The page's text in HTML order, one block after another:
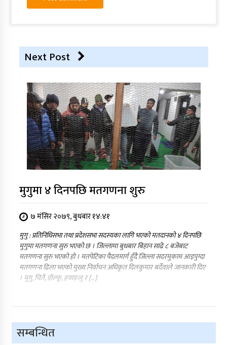
Next Post
मुगुमा ४ दिनपछि मतगणना शुरु
७ मंसिर २०७९, बुधबार १४:४१
मुगु : प्रतिनिधिसभा तथा प्रदेशसभा सदस्यका लागि भएको मतदानको ४ दिनपछि
मुगुमा मतगणना सुरु भएको छ । जिल्लामा बुधबार बिहान साढे ८ बजेबाट
मतगणना सुरु भएको हो । मतपेटिका पैदलमार्ग हुँदै जिल्ला सदरमुकाम आइपुग्दा
मतगणना ढिला भएको मुख्य निर्वाचन अधिकृत दिलकुमार बर्देवाले जानकारी दिए
। मुगु, चितै, डोल्फू, हयाङलु र […]
सम्बन्धित